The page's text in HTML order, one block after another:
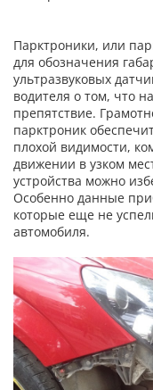
Парктроники, или
для обозначения
ультразвуковых
водителя о том, что
препятствие.
парктроник
плохой видимости,
движении в узком
устройства можно
Особенно данные
которые еще не
автомобиля.